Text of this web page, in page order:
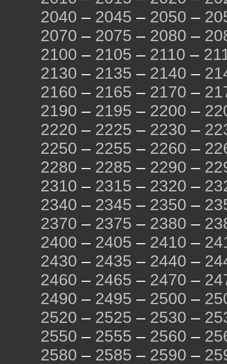
2040 – 2045 – 2050 –
2070 – 2075 – 2080 –
2100 – 2105 – 2110 –
2130 – 2135 – 2140 –
2160 – 2165 – 2170 –
2190 – 2195 – 2200 –
2220 – 2225 – 2230 –
2250 – 2255 – 2260 –
2280 – 2285 – 2290 –
2310 – 2315 – 2320 –
2340 – 2345 – 2350 –
2370 – 2375 – 2380 –
2400 – 2405 – 2410 –
2430 – 2435 – 2440 –
2460 – 2465 – 2470 –
2490 – 2495 – 2500 –
2520 – 2525 – 2530 –
2550 – 2555 – 2560 –
2580 – 2585 – 2590 –